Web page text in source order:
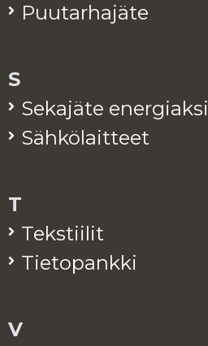
Puu­tar­ha­jä­te
S
Se­ka­jä­te ener­giak­si
Säh­kö­lait­teet
T
Teks­tii­lit
Tie­to­pank­ki
V